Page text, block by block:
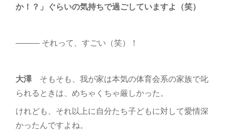
か！？」ぐらいの気持ちで過ごしていますよ（笑）
――― それって、すごい（笑）！
大澤 そもそも、我が家は本気の体育会系の家族で叱
られるときは、めちゃくちゃ厳しかった。
けれども、それ以上に自分たち子どもに対して愛情深
かったんですよね。